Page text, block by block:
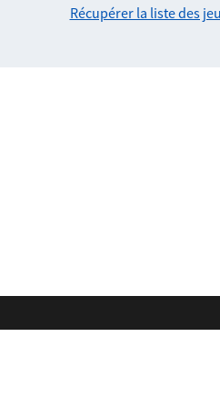
Récupérer la liste des